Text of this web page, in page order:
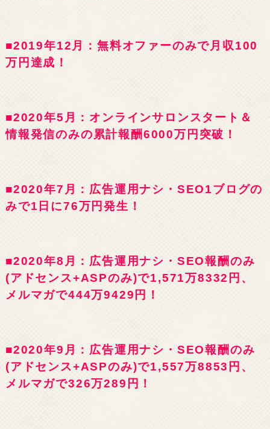
■2019年12月：無料オファーのみで月収100
万円達成！
■2020年5月：オンラインサロンスタート＆
情報発信のみの累計報酬6000万円突破！
■2020年7月：広告運用ナシ・SEO1ブログの
みで1日に76万円発生！
■2020年8月：広告運用ナシ・SEO報酬のみ
(アドセンス+ASPのみ)で1,571万8332円、
メルマガで444万9429円！
■2020年9月：広告運用ナシ・SEO報酬のみ
(アドセンス+ASPのみ)で1,557万8853円、
メルマガで326万289円！